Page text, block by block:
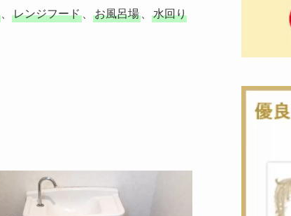
、 レンジフード、 お風呂場、 水回り